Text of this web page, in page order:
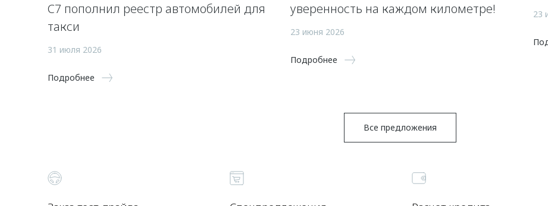
C7 пополнил реестр автомобилей для
такси
31 июля 2026
Подробнее
уверенность на каждом километре!
23 июня 2026
Подробнее
23
Все предложения